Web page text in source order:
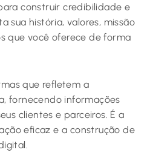
construir credibilidade e
sua história, valores, missão
que você oferece de forma
que refletem a
fornecendo informações
clientes e parceiros. É a
eficaz e a construção de